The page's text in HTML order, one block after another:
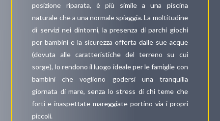
posizione riparata, è più simile a una piscina
naturale che a una normale spiaggia. La moltitudine
di servizi nei dintorni, la presenza di parchi giochi
per bambini e la sicurezza offerta dalle sue acque
(dovuta alle caratteristiche del terreno su cui
sorge), lo rendono il luogo ideale per le famiglie con
bambini che vogliono godersi una tranquilla
giornata di mare, senza lo stress di chi teme che
forti e inaspettate mareggiate portino via i propri
piccoli.